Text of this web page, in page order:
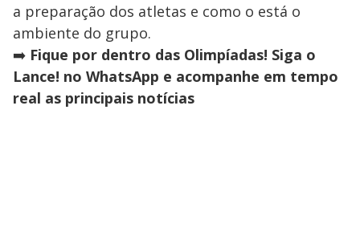
a preparação dos atletas e como o está o
ambiente do grupo.
➡️ Fique por dentro das Olimpíadas! Siga o
Lance! no WhatsApp e acompanhe em tempo
real as principais notícias